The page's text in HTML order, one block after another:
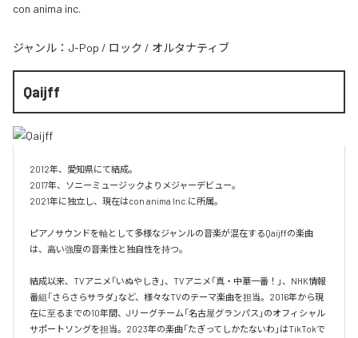
con anima inc.
ジャンル： J-Pop / ロック / オルタナティブ
Qaijff
2012年、愛知県にて結成。
2017年、ソニーミュージックよりメジャーデビュー。
2021年に独立し、現在はcon anima Inc.に所属。
ピアノサウンドを軸として多様なジャンルの音楽が混在するQaijffの楽曲
は、高い強度の音楽性と独自性を持つ。
結成以来、TVアニメ「いぬやしき」、TVアニメ「真・中華一番！」、NHK情報
番組「さらさらサラダ」など、様々なTVのテーマ楽曲を担当。2016年から現
在に至るまでの10年間、Jリーグチーム「名古屋グランパス」のオフィシャル
サポートソングを担当。2023年の楽曲「たぎってしかたないわ」はTikTokで